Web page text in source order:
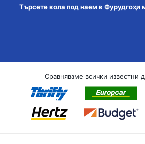
Търсете кола под наем в Фурудгоҳи
Сравняваме всички известни